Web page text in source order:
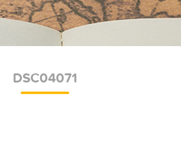
DSC04071